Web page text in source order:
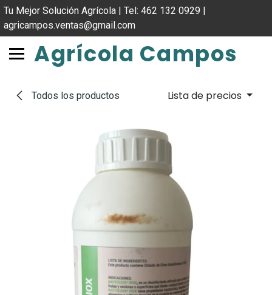
Tu Mejor Solución Agrícola | Tel: 462 132 0929 |
agricampos.ventas@gmail.com
Agrícola Campos
Todos los productos Lista de precios